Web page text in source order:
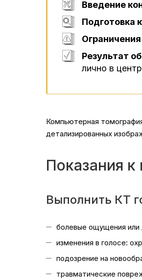
Введение
Подготовка
Ограничения
Результат
лично в
Компьютерная
детализированных
Показания
Выполнить КТ
болевые ощущения или
изменения в голосе:
подозрение на
травматические